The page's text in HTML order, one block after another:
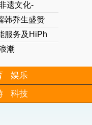
遗文化-
韩乔生盛赞
服务及HiPh
潮
娱乐
科技